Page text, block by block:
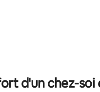
la base de 240
d'un chez-